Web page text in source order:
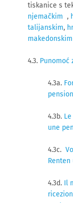
tiskanice s
njemačkim ,
talijanskim,
makedonskim
4.3.
4.3a.
4.3b.
une
4.3c.
4.3d. Il